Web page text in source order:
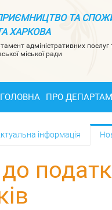
ТА
ХАРКОВА
адміністративних
міської ради
ГОЛОВНА ПРО
інформація